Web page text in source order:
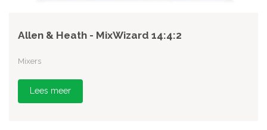
Allen & Heath - MixWizard 14:4:2
Mixers
Lees meer